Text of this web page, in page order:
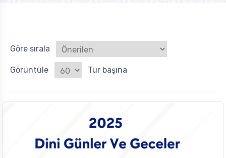
Göre sırala
Görüntüle Tur başına